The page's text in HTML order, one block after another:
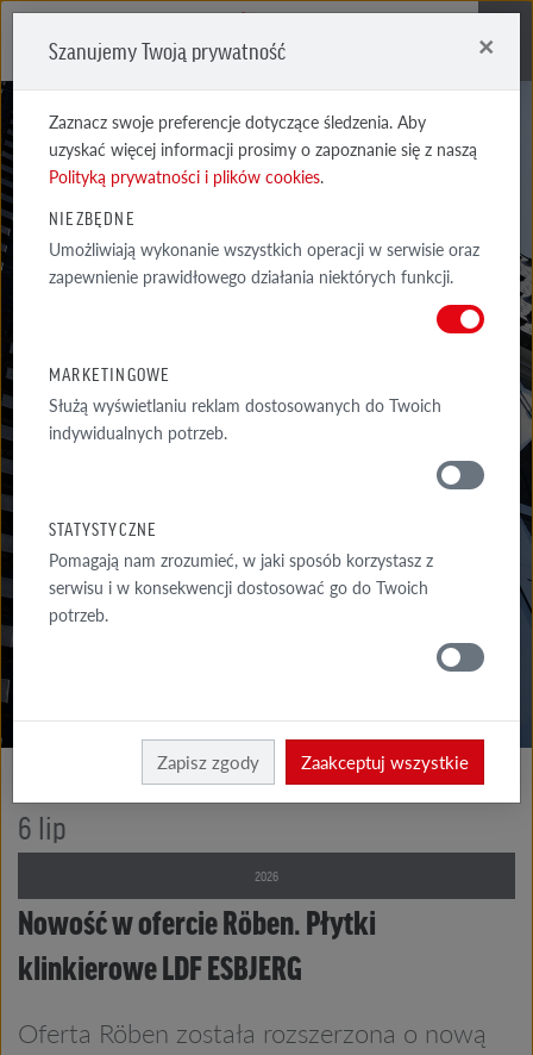
AKTUALNOŚCI
NAJNOWSZE INFORMACJE NA TEMAT PRODUKTÓW, AKTUALNYCH
AKTUALNOŚCI
RÖBEN
6 lip
2026
Nowość w ofercie Röben. Płytki
klinkierowe LDF ESBJERG
Oferta Röben została rozszerzona o nową
Szanujemy Twoją prywatność ×
Zaznacz swoje preferencje dotyczące śledzenia. Aby
uzyskać więcej informacji prosimy o zapoznanie się z naszą
Polityką prywatności i plików cookies.
NIEZBĘDNE
Umożliwiają wykonanie wszystkich operacji w serwisie oraz
zapewnienie prawidłowego działania niektórych funkcji.
MARKETINGOWE
Służą wyświetlaniu reklam dostosowanych do Twoich
indywidualnych potrzeb.
STATYSTYCZNE
Pomagają nam zrozumieć, w jaki sposób korzystasz z
serwisu i w konsekwencji dostosować go do Twoich
potrzeb.
Zapisz zgody Zaakceptuj wszystkie